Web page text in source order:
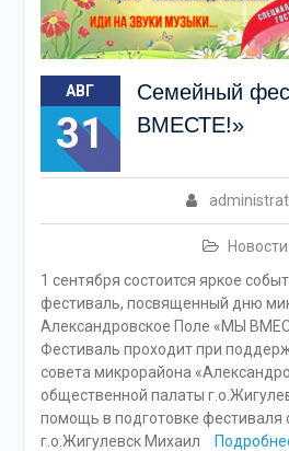
АВГ
31
Cемейный
ВМЕСТЕ!»
Новости
1 сентября состоится яркое
фестиваль, посвященный дню
Александровское Поле «МЫ
Фестиваль проходит при
совета микрорайона
общественной палаты
помощь в подготовке
г.о.Жигулевск Михаил